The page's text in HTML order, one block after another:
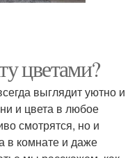
цветами?
выглядит уютно и
и цвета в любое
смотрятся, но и
в комнате и даже